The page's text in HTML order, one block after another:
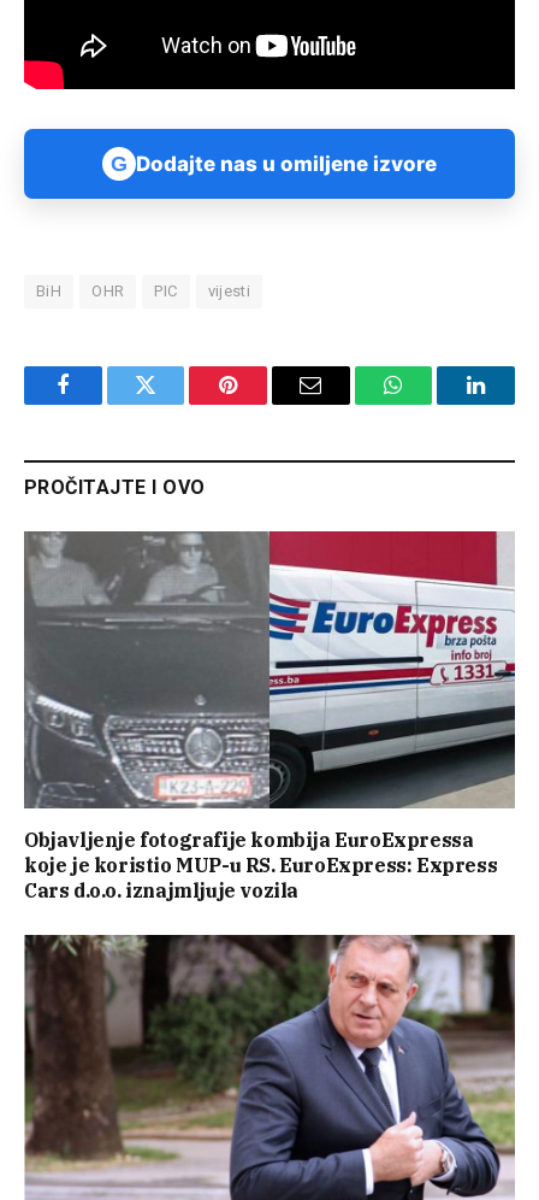
G Dodajte nas u omiljene izvore
BiH OHR PIC vijesti
FacebookTwitter Pinterest Email WhatsApp
PROČITAJTE I OVO
Objavljenje fotografije kombija EuroExpressa
koje je koristio MUP-u RS. EuroExpress: Express
Cars d.o.o. iznajmljuje vozila